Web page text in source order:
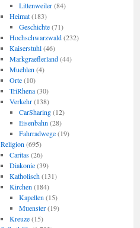
Littenweiler(84)
Heimat(183)
Geschichte(71)
Hochschwarzwald(232)
Kaiserstuhl(46)
Markgraeflerland(44)
Muehlen (4)
Orte(10)
TriRhena(30)
Verkehr(138)
CarSharing(12)
Eisenbahn (28)
Fahrradwege(19)
Religion (695)
Caritas(26)
Diakonie(39)
Katholisch(131)
Kirchen (184)
Kapellen (15)
Muenster(19)
Kreuze(15)